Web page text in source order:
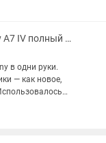
Фотоаппарат Sony A7 IV полный комплект объективы 24-70 GM II, 135 GM
в одни руки.
— как новое,